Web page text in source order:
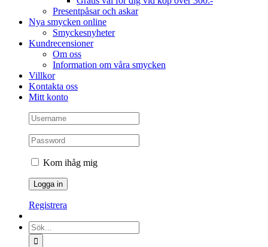
Presentpåsar och askar
Nya smycken online
Smyckesnyheter
Kundrecensioner
Om oss
Information om våra smycken
Villkor
Kontakta oss
Mitt konto
Kom ihåg mig
Registrera
Sök
efter: